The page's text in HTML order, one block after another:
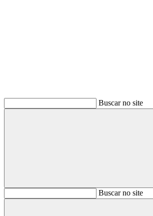
Buscar no site
BuscarBuscar no site